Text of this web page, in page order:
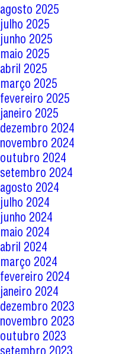
agosto 2025
julho 2025
junho 2025
maio 2025
abril 2025
março 2025
fevereiro 2025
janeiro 2025
dezembro 2024
novembro 2024
outubro 2024
setembro 2024
agosto 2024
julho 2024
junho 2024
maio 2024
abril 2024
março 2024
fevereiro 2024
janeiro 2024
dezembro 2023
novembro 2023
outubro 2023
setembro 2023